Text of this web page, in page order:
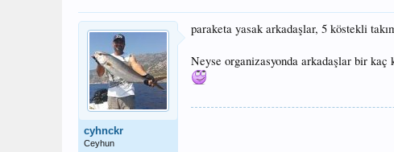
cyhnckr
Ceyhun
paraketa yasak arkadaşlar, 5 köstekli
Neyse organizasyonda arkadaşlar bir kaç